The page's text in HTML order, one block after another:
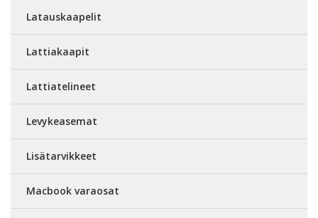
Latauskaapelit
Lattiakaapit
Lattiatelineet
Levykeasemat
Lisätarvikkeet
Macbook varaosat